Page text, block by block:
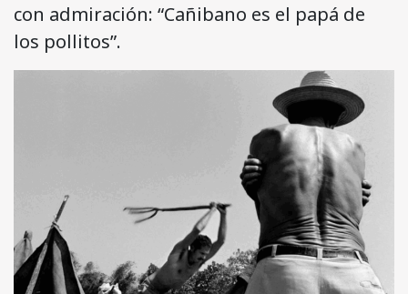
con admiración: “Cañibano es el papá de
los pollitos”.